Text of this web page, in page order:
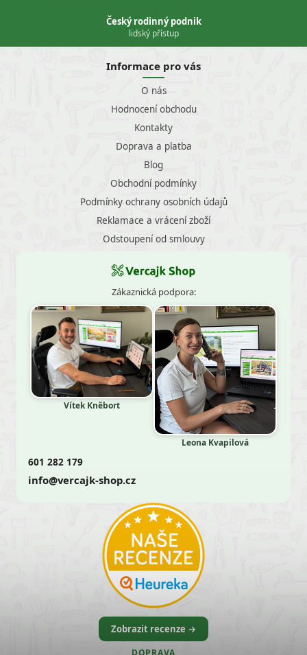
Český rodinný podnik
lidský přístup
Informace pro vás
O nás
Hodnocení obchodu
Kontakty
Doprava a platba
Blog
Obchodní podmínky
Podmínky ochrany osobních údajů
Reklamace a vrácení zboží
Odstoupení od smlouvy
Zákaznická podpora:
Vítek Kněbort
Leona Kvapilová
601 282 179
info@vercajk-shop.cz
Zobrazit recenze →
DOPRAVA